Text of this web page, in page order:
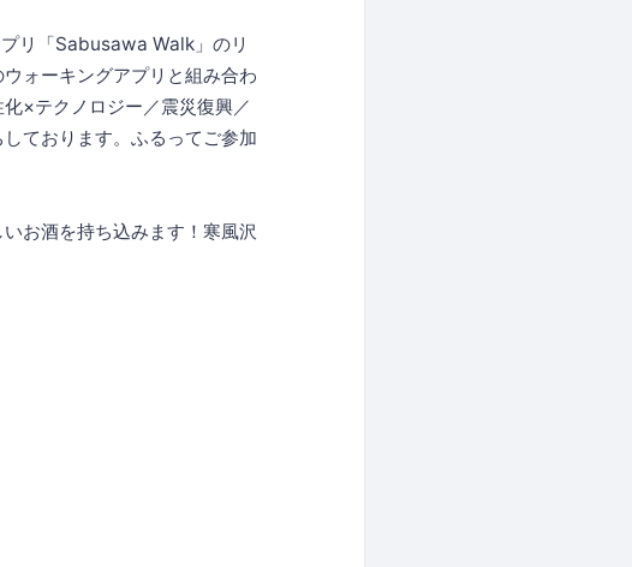
リ「Sabusawa Walk」のリ
ォーキングアプリと組み合わ
×テクノロジー／震災復興／
ております。ふるってご参加
お酒を持ち込みます！寒風沢